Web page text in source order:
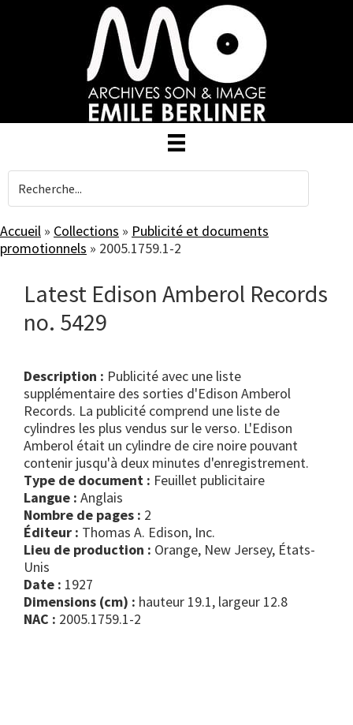
Accueil » Collections » Publicité et documents
promotionnels » 2005.1759.1-2
Latest Edison Amberol Records
no. 5429
Description : Publicité avec une liste
supplémentaire des sorties d'Edison Amberol
Records. La publicité comprend une liste de
cylindres les plus vendus sur le verso. L'Edison
Amberol était un cylindre de cire noire pouvant
contenir jusqu'à deux minutes d'enregistrement.
Type de document :
feuillet publicitaire
Langue : Anglais
Nombre de pages : 2
Éditeur : Thomas A. Edison, Inc.
Lieu de production : Orange, New Jersey, États-
Unis
Date : 1927
Dimensions (cm) : hauteur 19.1, largeur 12.8
NAC : 2005.1759.1-2